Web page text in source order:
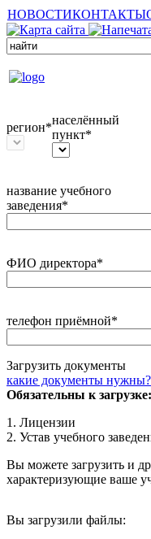
НОВОСТИКОНТАКТЫ
регион*
населённый
пункт*
название учебного
заведения*
ФИО директора*
телефон приёмной*
Загрузить документы
какие документы нужны?
Обязательны к загрузке:
1. Лицензии
2. Устав учебного
Вы можете загрузить и
характеризующие ваше
Вы загрузили файлы: